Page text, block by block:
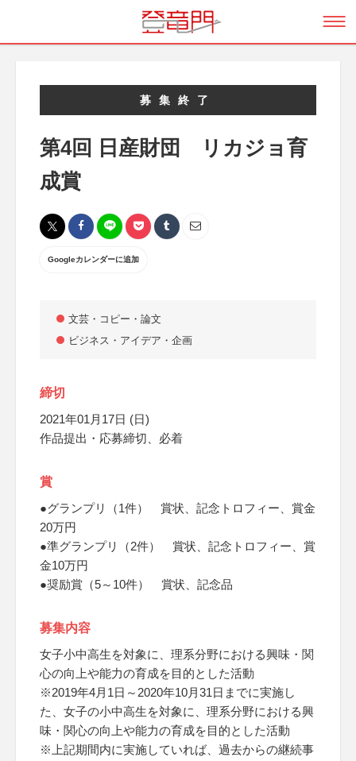
募集終了
第4回 日産財団 リカジョ育
成賞
Googleカレンダーに追加
文芸・コピー・論文
ビジネス・アイデア・企画
締切
2021年01月17日 (日)
作品提出・応募締切、必着
賞
●グランプリ（1件） 賞状、記念トロフィー、賞金
20万円
●準グランプリ（2件） 賞状、記念トロフィー、賞
金10万円
●奨励賞（5～10件） 賞状、記念品
募集内容
女子小中高生を対象に、理系分野における興味・関
心の向上や能力の育成を目的とした活動
※2019年4月1日～2020年10月31日までに実施し
た、女子の小中高生を対象に、理系分野における興
味・関心の向上や能力の育成を目的とした活動
※上記期間内に実施していれば、過去からの継続事